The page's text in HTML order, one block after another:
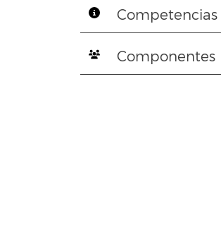
Competencias
Componentes